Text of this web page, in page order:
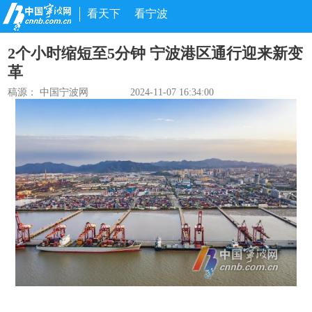
看天下 看宁波
2个小时缩短至5分钟 宁波港区通行迎来新变
革
稿源： 中国宁波网 2024-11-07 16:34:00